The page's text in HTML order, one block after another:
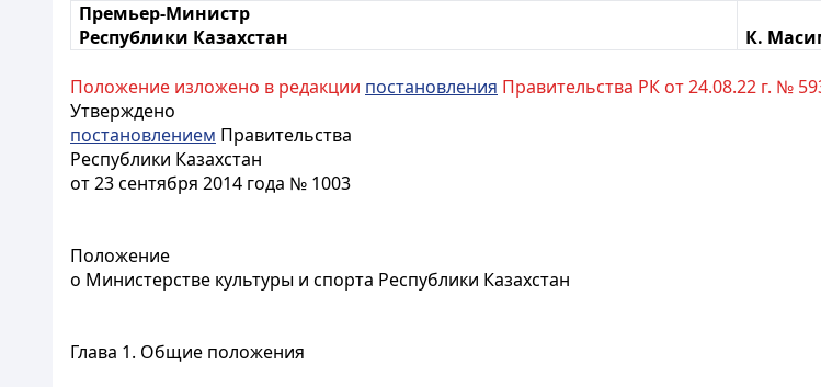
Премьер-Министр
Республики Казахстан
К.
Положение изложено в редакции постановления Правительства РК от 24.08.22 г. №
Утверждено
постановлением Правительства
Республики Казахстан
от 23 сентября 2014 года № 1003
Положение
о Министерстве культуры и спорта Республики Казахстан
Глава 1. Общие положения